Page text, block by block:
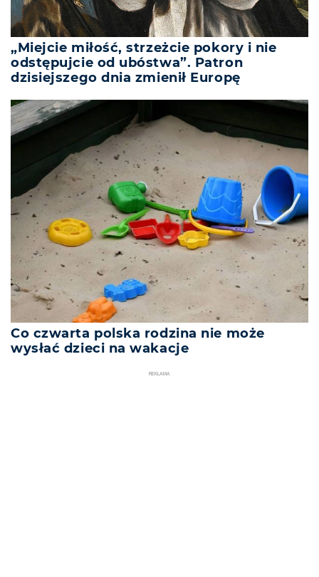
„Miejcie miłość, strzeżcie pokory i nie
odstępujcie od ubóstwa”. Patron
dzisiejszego dnia zmienił Europę
Co czwarta polska rodzina nie może
wysłać dzieci na wakacje
REKLAMA